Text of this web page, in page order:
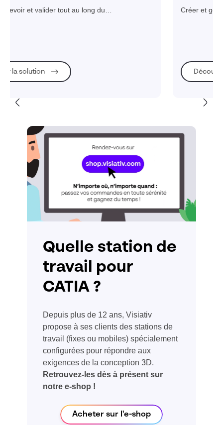
intégrant la conception de surfaces avancées.
Créer et gérer des projets mécaniques complexes
Découvrir la solution
Quelle station de
travail pour
CATIA ?
Depuis plus de 12 ans, Visiativ
propose à ses clients des stations de
travail (fixes ou mobiles) spécialement
configurées pour répondre aux
exigences de la conception 3D.
Retrouvez-les dès à présent sur
notre e-shop !
Acheter sur l'e-shop